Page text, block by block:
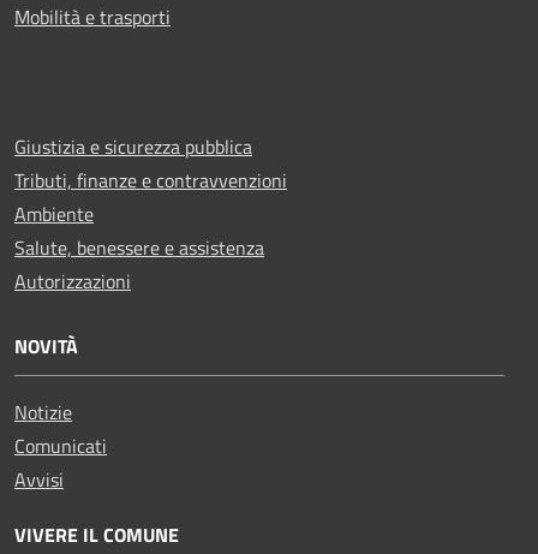
Mobilità e trasporti
Giustizia e sicurezza pubblica
Tributi, finanze e contravvenzioni
Ambiente
Salute, benessere e assistenza
Autorizzazioni
NOVITÀ
Notizie
Comunicati
Avvisi
VIVERE IL COMUNE